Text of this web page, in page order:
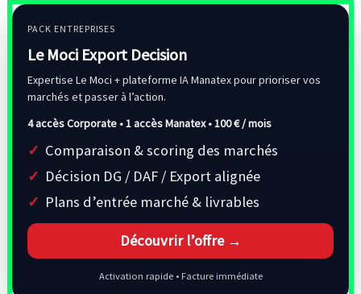
PACK ENTREPRISES
Le Moci Export Decision
Expertise Le Moci + plateforme IA Manatex pour prioriser vos
marchés et passer à l’action.
4 accès Corporate • 1 accès Manatex •100 € / mois
Comparaison & scoring des marchés
Décision DG / DAF / Export alignée
Plans d’entrée marché & livrables
Découvrir l’offre →
Activation rapide • Facture immédiate